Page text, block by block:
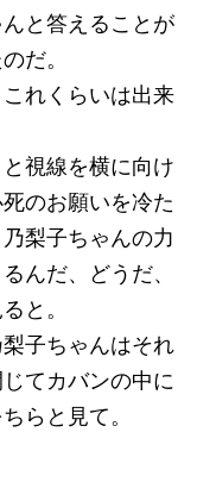
と答えることが
だ。
れくらいは出来
視線を横に向け
のお願いを冷た
梨子ちゃんの力
んだ、どうだ、
と。
子ちゃんはそれ
てカバンの中に
らと見て。